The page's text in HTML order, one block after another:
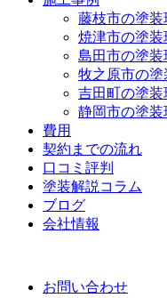
藤枝市の塗装
焼津市の塗装
島田市の塗装
牧之原市の塗
吉田町の塗装
静岡市の塗装
費用
契約までの流れ
口コミ評判
塗装解説コラム
ブログ
会社情報
お問い合わせ